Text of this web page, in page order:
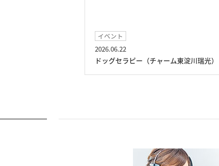
イベント
2026.06.22
ドッグセラピー（チャーム東淀川瑞光）